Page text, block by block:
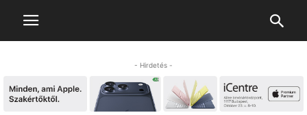
- Hirdetés -